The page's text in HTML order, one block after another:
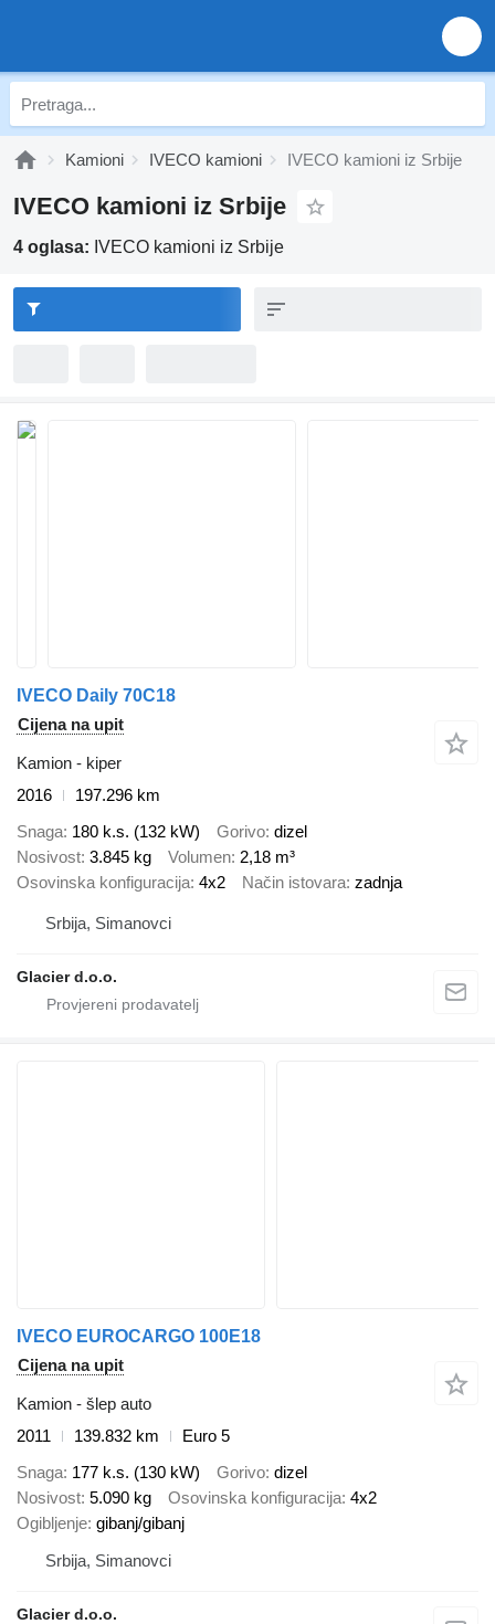
Kamioni IVECO kamioni IVECO kamioni iz Srbije
IVECO kamioni iz Srbije
4 oglasa: IVECO kamioni iz Srbije
IVECO Daily 70C18
Cijena na upit
Kamion - kiper
2016
197.296 km
Snaga 180 k.s. (132 kW) Gorivo dizel
Nosivost 3.845 kg Volumen 2,18 m³
Osovinska konfiguracija 4x2 Način istovara zadnja
Srbija, Simanovci
Glacier d.o.o.
IVECO EUROCARGO 100E18
Cijena na upit
Kamion - šlep auto
2011
139.832 km
Euro 5
Snaga 177 k.s. (130 kW) Gorivo dizel
Nosivost 5.090 kg Osovinska konfiguracija 4x2
Ogibljenje gibanj/gibanj
Srbija, Simanovci
Glacier d.o.o.